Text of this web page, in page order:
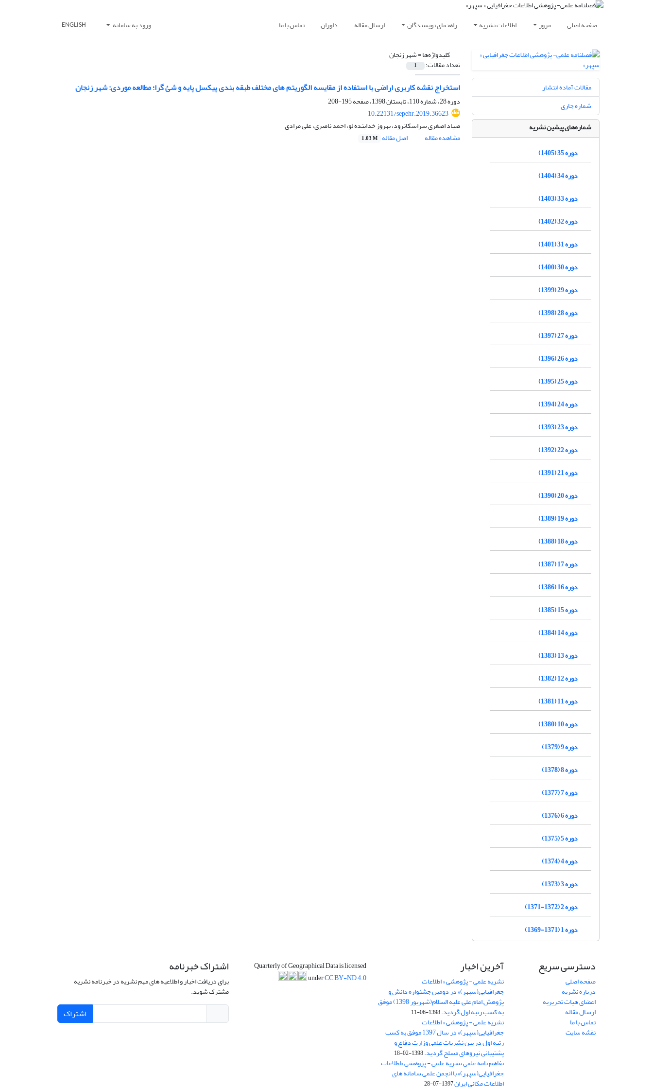
صفحه اصلی مرور اطلاعات نشریه راهنمای نویسندگان ارسال مقاله داوران تماس با ما ورود به سامانه ENGLISH
کلیدواژه‌ها =شهر زنجان
تعداد مقالات: 1
استخراج نقشه کاربری اراضی با استفاده از مقایسه الگوریتم های مختلف طبقه بندی پیکسل پایه و شئ گرا؛ مطالعه موردی: شهر زنجان
دوره 28، شماره 110، تابستان 1398، صفحه
195-208
10.22131/sepehr.2019.36623
صیاد اصغری سراسکانرود، بهروز خدابنده لو، احمد ناصری، علی مرادی
مشاهده مقاله
اصل مقاله 1.03 M
مقالات آماده انتشار
شماره جاری
شماره‌های پیشین نشریه
دوره 35 (1405)
دوره 34 (1404)
دوره 33 (1403)
دوره 32 (1402)
دوره 31 (1401)
دوره 30 (1400)
دوره 29 (1399)
دوره 28 (1398)
دوره 27 (1397)
دوره 26 (1396)
دوره 25 (1395)
دوره 24 (1394)
دوره 23 (1393)
دوره 22 (1392)
دوره 21 (1391)
دوره 20 (1390)
دوره 19 (1389)
دوره 18 (1388)
دوره 17 (1387)
دوره 16 (1386)
دوره 15 (1385)
دوره 14 (1384)
دوره 13 (1383)
دوره 12 (1382)
دوره 11 (1381)
دوره 10 (1380)
دوره 9 (1379)
دوره 8 (1378)
دوره 7 (1377)
دوره 6 (1376)
دوره 5 (1375)
دوره 4 (1374)
دوره 3 (1373)
دوره 2 (1372-1371)
دوره 1 (1371-1369)
دسترسی سریع
صفحه اصلی
درباره نشریه
اعضای هیات تحریریه
ارسال مقاله
تماس با ما
نقشه سایت
آخرین اخبار
نشریه علمی - پژوهشی « اطلاعات
جغرافیایی(سپهر)» در دومین جشنواره دانش و
پژوهش امام علی علیه السلام(شهریور 1398) موفق
به کسب رتبه اول گردید.1398-06-11
نشریه علمی - پژوهشی « اطلاعات
جغرافیایی(سپهر)» در سال 1397 موفق به کسب
رتبه اول در بین نشریات علمی وزارت دفاع و
پشتیبانی نیروهای مسلح گردید.1398-02-18
تفاهم نامه علمی نشریه علمی - پژوهشی «اطلاعات
جغرافیایی(سپهر)» با انجمن علمی سامانه های
اطلاعات مکانی ایران1397-07-28
Quarterly of Geographical Data is licensed
underCC BY-ND 4.0
اشتراک خبرنامه
برای دریافت اخبار و اطلاعیه های مهم نشریه در خبرنامه نشریه
مشترک شوید.
اشتراک